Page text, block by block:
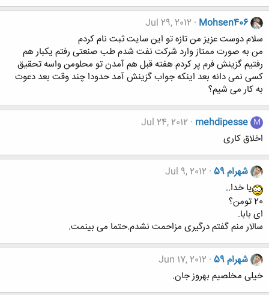
Mohsen406
Jul 29, 2012
سلام دوست عزیز من تازه تو این سایت ثبت نام کردم
من به صورت ممتاز وارد شرکت نفت شدم طب صنعتی رفتم یکبار هم
رفتیم گزینش فرم پر کردم هفته قبل هم آمدن تو محلومن واسه تحقیق
کسی نمی دانه بعد اینکه جواب گزینش آمد حدودا چند وقت بعد دعوت
به کار می شیم؟
M
mehdipesse
Jul 24, 2012
اخلاق کاری
شهرام 59
Jul 9, 2012
یا خدا..
20 تومن؟
ای بابا.
سالار منم گفتم درگیری مزاحمت نشدم.حتما می بینمت.
شهرام 59
Jun 17, 2012
خیلی مخلصیم بهروز جان.